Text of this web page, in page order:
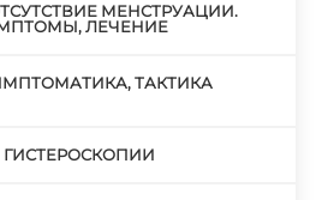
МЕНСТРУАЦИИ.
ЛЕЧЕНИЕ
ТАКТИКА